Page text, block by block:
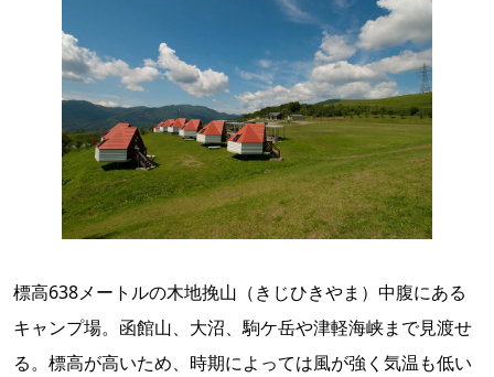
標高638メートルの木地挽山（きじひきやま）中腹にある
キャンプ場。函館山、大沼、駒ケ岳や津軽海峡まで見渡せ
る。標高が高いため、時期によっては風が強く気温も低い